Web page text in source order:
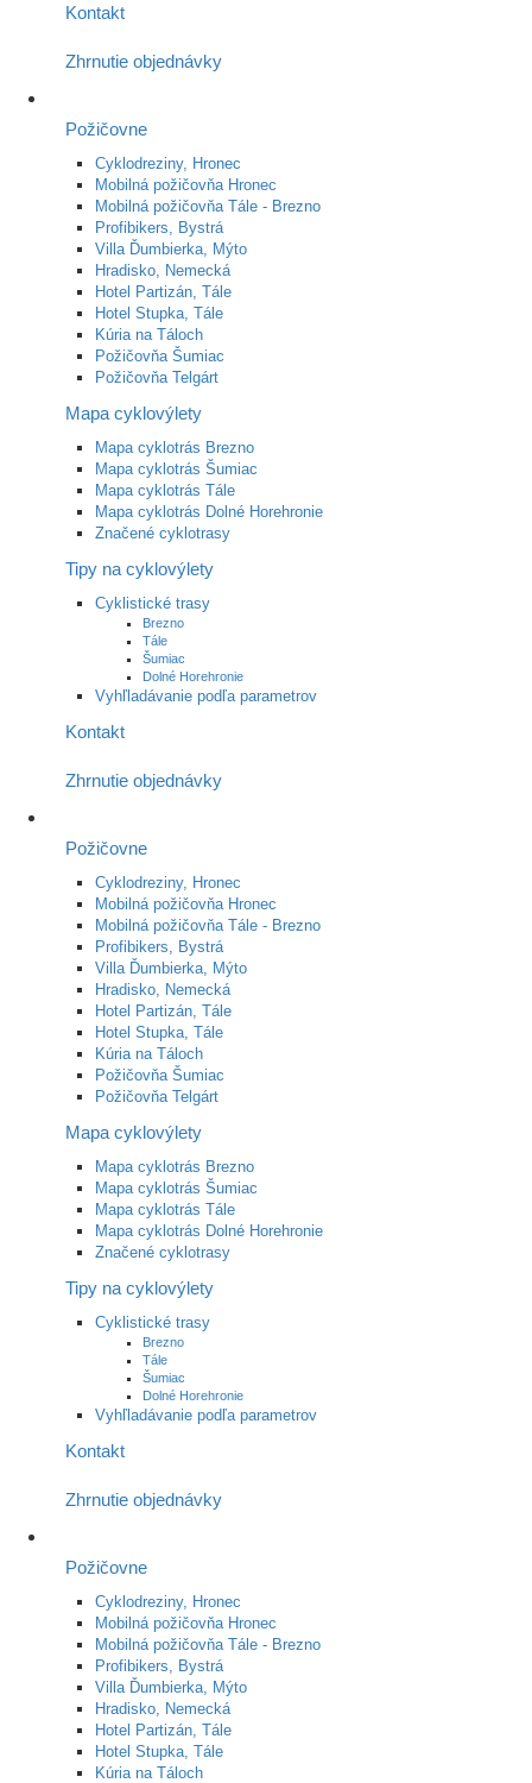
Kontakt
Zhrnutie objednávky
Požičovne
Cyklodreziny, Hronec
Mobilná požičovňa Hronec
Mobilná požičovňa Tále - Brezno
Profibikers, Bystrá
Villa Ďumbierka, Mýto
Hradisko, Nemecká
Hotel Partizán, Tále
Hotel Stupka, Tále
Kúria na Táloch
Požičovňa Šumiac
Požičovňa Telgárt
Mapa cyklovýlety
Mapa cyklotrás Brezno
Mapa cyklotrás Šumiac
Mapa cyklotrás Tále
Mapa cyklotrás Dolné Horehronie
Značené cyklotrasy
Tipy na cyklovýlety
Cyklistické trasy
Brezno
Tále
Šumiac
Dolné Horehronie
Vyhľladávanie podľa parametrov
Kontakt
Zhrnutie objednávky
Požičovne
Cyklodreziny, Hronec
Mobilná požičovňa Hronec
Mobilná požičovňa Tále - Brezno
Profibikers, Bystrá
Villa Ďumbierka, Mýto
Hradisko, Nemecká
Hotel Partizán, Tále
Hotel Stupka, Tále
Kúria na Táloch
Požičovňa Šumiac
Požičovňa Telgárt
Mapa cyklovýlety
Mapa cyklotrás Brezno
Mapa cyklotrás Šumiac
Mapa cyklotrás Tále
Mapa cyklotrás Dolné Horehronie
Značené cyklotrasy
Tipy na cyklovýlety
Cyklistické trasy
Brezno
Tále
Šumiac
Dolné Horehronie
Vyhľladávanie podľa parametrov
Kontakt
Zhrnutie objednávky
Požičovne
Cyklodreziny, Hronec
Mobilná požičovňa Hronec
Mobilná požičovňa Tále - Brezno
Profibikers, Bystrá
Villa Ďumbierka, Mýto
Hradisko, Nemecká
Hotel Partizán, Tále
Hotel Stupka, Tále
Kúria na Táloch